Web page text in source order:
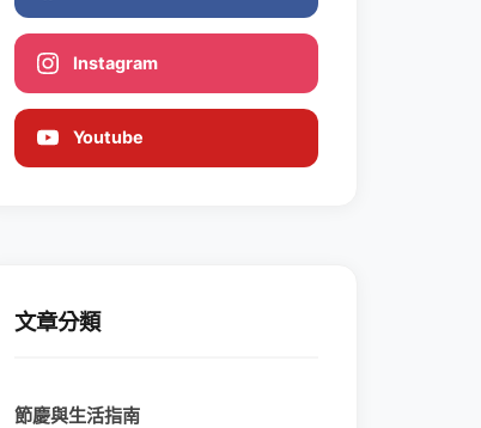
Instagram
Youtube
文章分類
節慶與生活指南